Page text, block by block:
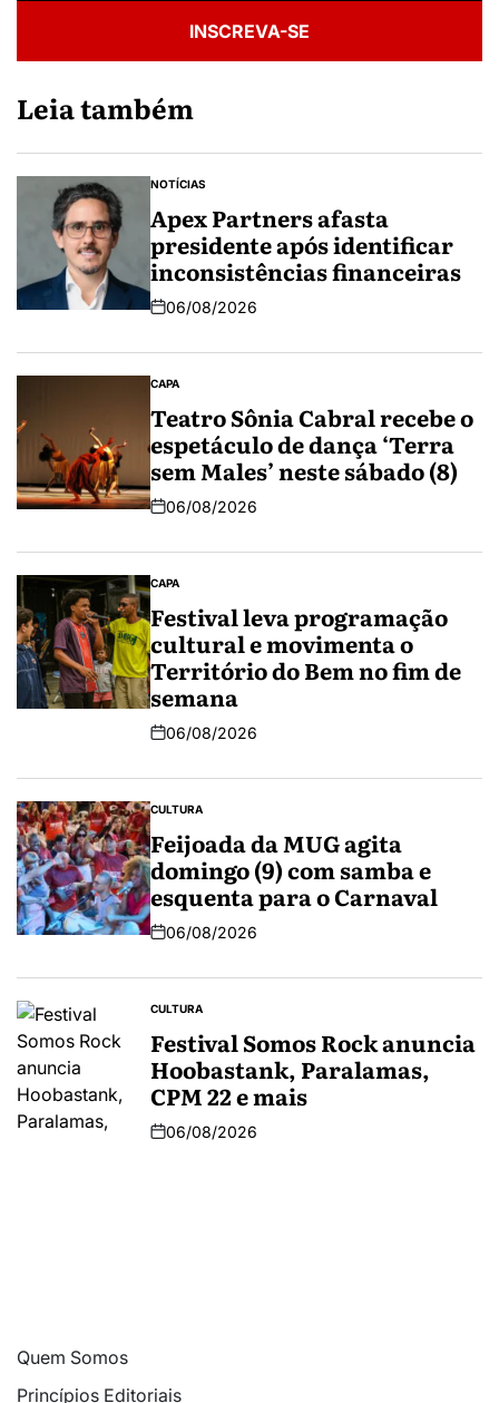
INSCREVA-SE
Leia também
NOTÍCIAS
Apex Partners afasta
presidente após identificar
inconsistências financeiras
06/08/2026
CAPA
Teatro Sônia Cabral recebe o
espetáculo de dança ‘Terra
sem Males’ neste sábado (8)
06/08/2026
CAPA
Festival leva programação
cultural e movimenta o
Território do Bem no fim de
semana
06/08/2026
CULTURA
Feijoada da MUG agita
domingo (9) com samba e
esquenta para o Carnaval
06/08/2026
CULTURA
Festival Somos Rock anuncia
Hoobastank, Paralamas,
CPM 22 e mais
06/08/2026
Quem Somos
Princípios Editoriais